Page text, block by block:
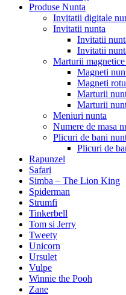
Produse Nunta
Invitatii digitale
Invitatii nunta
Invitatii
Invitatii
Marturii magnetice
Magneti
Magneti
Marturii
Marturii
Meniuri nunta
Numere de masa
Plicuri de bani
Plicuri de
Rapunzel
Safari
Simba – The Lion King
Spiderman
Strumfi
Tinkerbell
Tom si Jerry
Tweety
Unicorn
Ursulet
Vulpe
Winnie the Pooh
Zane